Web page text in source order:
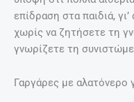
επίδραση στα παιδιά,
χωρίς να ζητήσετε τη
γνωρίζετε τη
Γαργάρες με αλατόνερο